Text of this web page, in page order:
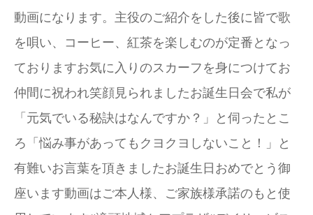
動画になります。主役のご紹介をした後に皆で歌
を唄い、コーヒー、紅茶を楽しむのが定番となっ
ております️お気に入りのスカーフを身につけてお
仲間に祝われ笑顔見られました️お誕生日会で私が
「元気でいる秘訣はなんですか？」と伺ったとこ
ろ「悩み事があってもクヨクヨしないこと！」と
有難いお言葉を頂きましたお誕生日おめでとう御
座います動画はご本人様、ご家族様承諾のもと使
アクセス